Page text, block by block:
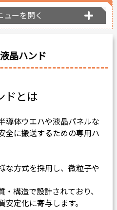
晶ハンド
ドとは
導体ウエハや液晶パネルな
全に搬送するための専用ハ
な方式を採用し、微粒子や
構造で設計されており、
定化に寄与します。
ューを開く